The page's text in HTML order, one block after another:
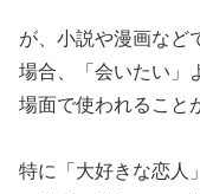
が、小説や漫画など
場合、「会いたい」
場面で使われること
特に「大好きな恋人